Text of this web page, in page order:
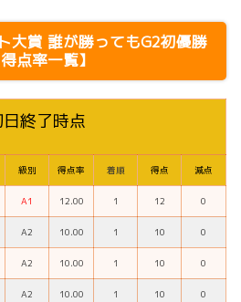
大賞 誰が勝ってもG2初優勝
得点率一覧】
終了時点
級別 得点率 着順 得点 減点
A1 12.00 1 12 0
A2 10.00 1 10 0
A2 10.00 1 10 0
A2 10.00 1 10 0